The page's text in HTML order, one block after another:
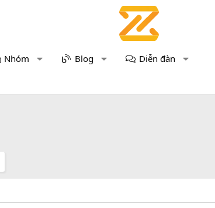
Nhóm Blog Diễn đàn